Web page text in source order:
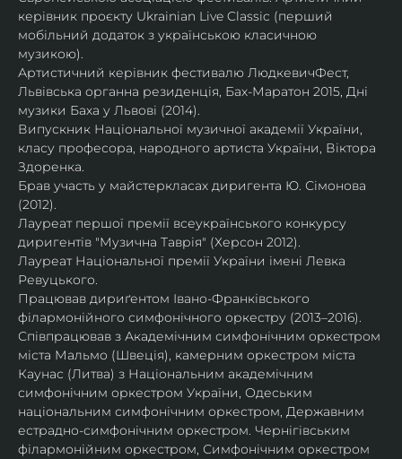
керівник проєкту Ukrainian Live Classic (перший
мобільний додаток з українською класичною
музикою).
Артистичний керівник фестивалю ЛюдкевичФест,
Львівська органна резиденція, Бах-Маратон 2015, Дні
музики Баха у Львові (2014).
Випускник Національної музичної академії України,
класу професора, народного артиста України, Віктора
Здоренка.
Брав участь у майстеркласах диригента Ю. Сімонова
(2012).
Лауреат першої премії всеукраїнського конкурсу
диригентів "Музична Таврія" (Херсон 2012).
Лауреат Національної премії України імені Левка
Ревуцького.
Працював дириґентом Івано-Франківського
філармонійного симфонічного оркестру (2013–2016).
Співпрацював з Академічним симфонічним оркестром
міста Мальмо (Швеція), камерним оркестром міста
Каунас (Литва) з Національним академічним
симфонічним оркестром України, Одеським
національним симфонічним оркестром, Державним
естрадно-симфонічним оркестром. Чернігівським
філармонійним оркестром, Симфонічним оркестром